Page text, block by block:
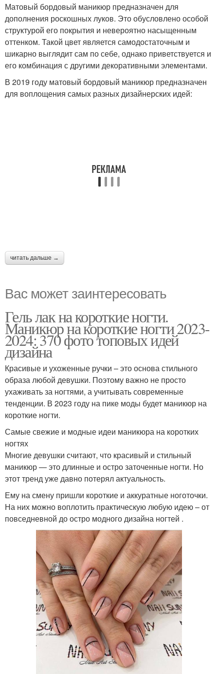
Матовый бордовый маникюр предназначен для
дополнения роскошных луков. Это обусловлено особой
структурой его покрытия и невероятно насыщенным
оттенком. Такой цвет является самодостаточным и
шикарно выглядит сам по себе, однако приветствуется и
его комбинация с другими декоративными элементами.
В 2019 году матовый бордовый маникюр предназначен
для воплощения самых разных дизайнерских идей:
читать дальше →
Вас может заинтересовать
Гель лак на короткие ногти.
Маникюр на короткие ногти 2023-
2024: 370 фото топовых идей
дизайна
Красивые и ухоженные ручки – это основа стильного
образа любой девушки. Поэтому важно не просто
ухаживать за ногтями, а учитывать современные
тенденции. В 2023 году на пике моды будет маникюр на
короткие ногти.
Самые свежие и модные идеи маникюра на коротких
ногтях
Многие девушки считают, что красивый и стильный
маникюр — это длинные и остро заточенные ногти. Но
этот тренд уже давно потерял актуальность.
Ему на смену пришли короткие и аккуратные ноготочки.
На них можно воплотить практическую любую идею – от
повседневной до остро модного дизайна ногтей .